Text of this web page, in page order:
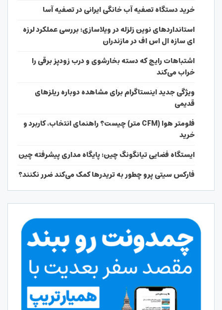
خرید دستگاه تصفیه آب خانگی ایرانی در تصفیه آسا
استانداردهای نوین زلزله در ویلاسازی؛ بررسی عملکرد لرزه
ای سازه ال اس اف در مازندران
اشتباهات رایج که دسته بخارشوی و درب زودپز برقی را
خراب می‌کند
ویژگی جدید اینستاگرام برای مشاهده دوباره ریلزهای
قدیمی
فلومتر هوا (CFM متر) چیست؟ راهنمای انتخاب، کاربرد و
خرید
ایستگاه فضایی تیانگونگ چین؛ پایگاه مداری پیشرفته چین
فارکس سیتی پرو چطور به تریدرها کمک می‌کند ضرر نکنند؟